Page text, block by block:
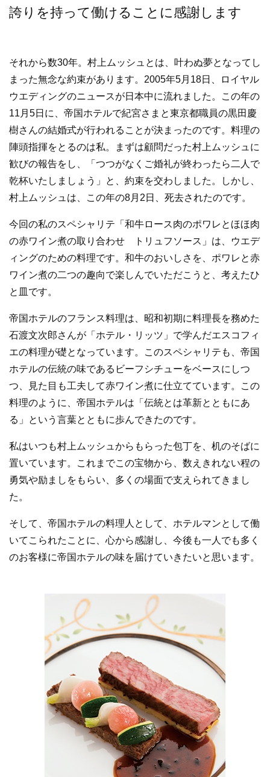
誇りを持って働けることに感謝します
それから数30年。村上ムッシュとは、叶わぬ夢となってし
まった無念な約束があります。2005年5月18日、ロイヤル
ウエディングのニュースが日本中に流れました。この年の
11月5日に、帝国ホテルで紀宮さまと東京都職員の黒田慶
樹さんの結婚式が行われることが決まったのです。料理の
陣頭指揮をとるのは私。まずは顧問だった村上ムッシュに
歓びの報告をし、「つつがなくご婚礼が終わったら二人で
乾杯いたしましょう」と、約束を交わしました。しかし、
村上ムッシュは、この年の8月2日、死去されたのです。
今回の私のスペシャリテ「和牛ロース肉のポワレとほほ肉
の赤ワイン煮の取り合わせ トリュフソース」は、ウエデ
ィングのための料理です。和牛のおいしさを、ポワレと赤
ワイン煮の二つの趣向で楽しんでいただこうと、考えたひ
と皿です。
帝国ホテルのフランス料理は、昭和初期に料理長を務めた
石渡文次郎さんが「ホテル・リッツ」で学んだエスコフィ
エの料理が礎となっています。このスペシャリテも、帝国
ホテルの伝統の味であるビーフシチューをベースにしつ
つ、見た目も工夫して赤ワイン煮に仕立てています。この
料理のように、帝国ホテルは「伝統とは革新とともにあ
る」という言葉とともに歩んできたのです。
私はいつも村上ムッシュからもらった包丁を、机のそばに
置いています。これまでこの宝物から、数えきれない程の
勇気や励ましをもらい、多くの場面で支えられてきまし
た。
そして、帝国ホテルの料理人として、ホテルマンとして働
いてこられたことに、心から感謝し、今後も一人でも多く
のお客様に帝国ホテルの味を届けていきたいと思います。